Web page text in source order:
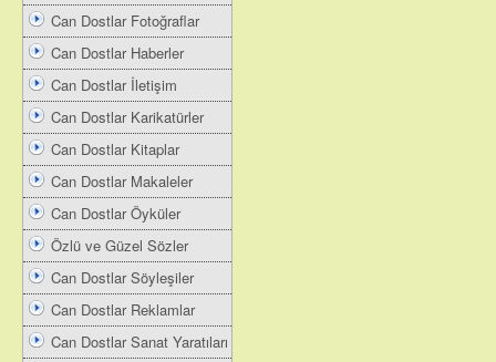
Can Dostlar Fotoğraflar
Can Dostlar Haberler
Can Dostlar İletişim
Can Dostlar Karikatürler
Can Dostlar Kitaplar
Can Dostlar Makaleler
Can Dostlar Öyküler
Özlü ve Güzel Sözler
Can Dostlar Söyleşiler
Can Dostlar Reklamlar
Can Dostlar Sanat Yaratıları